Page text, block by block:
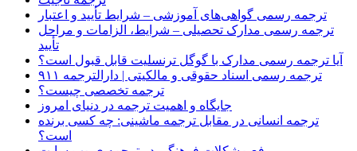
ترجمه رسمی گواهی‌های آموزشی – شرایط تأیید و اعتبار
ترجمه رسمی مدارک تحصیلی – شرایط، الزامات و مراحل
تأیید
آیا ترجمه رسمی مدارک با گوگل ترنسلیت قابل قبول است؟
ترجمه رسمی اسناد حقوقی و مالکیتی | دارالترجمه ۹۱۱
ترجمه تخصصی چیست؟
جایگاه و اهمیت ترجمه در دنیای امروز
ترجمه انسانی در مقابل ترجمه ماشینی: چه کسی برنده
است؟